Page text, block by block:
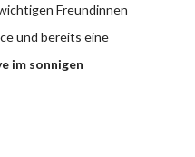
Freundinnen
und bereits eine
im sonnigen